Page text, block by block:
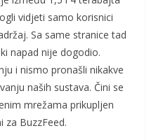
vidjeti samo korisnici
Sa same stranice tad
napad nije dogodio.
i nismo pronašli nikakve
naših sustava. Čini se
mrežama prikupljen
za BuzzFeed.